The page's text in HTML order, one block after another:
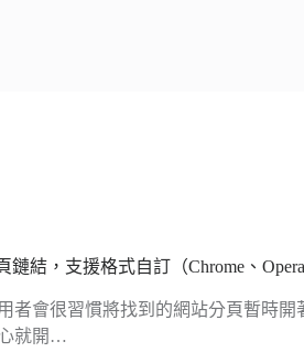
結，支援格式自訂（Chrome、Opera
者會很習慣將找到的網站分頁暫時開
就開…